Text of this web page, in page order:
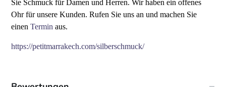
Sie Schmuck für Damen und Herren. Wir haben ein offenes
Ohr für unsere Kunden. Rufen Sie uns an und machen Sie
einenTermin aus.
https://petitmarrakech.com/silberschmuck/